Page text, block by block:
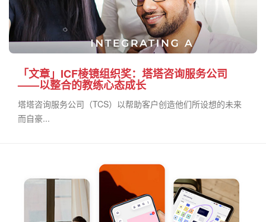
「文章」ICF棱镜组织奖：塔塔咨询服务公司
——以整合的教练心态成长
塔塔咨询服务公司（TCS）以帮助客户创造他们所设想的未来
而自豪...